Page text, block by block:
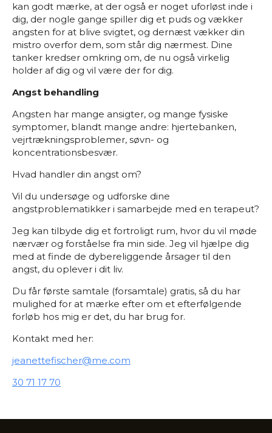
kan godt mærke, at der også er noget uforløst inde i
dig, der nogle gange spiller dig et puds og vækker
angsten for at blive svigtet, og dernæst vækker din
mistro overfor dem, som står dig nærmest. Dine
tanker kredser omkring om, de nu også virkelig
holder af dig og vil være der for dig.
Angst behandling
Angsten har mange ansigter, og mange fysiske
symptomer, blandt mange andre: hjertebanken,
vejrtrækningsproblemer, søvn- og
koncentrationsbesvær.
Hvad handler din angst om?
Vil du undersøge og udforske dine
angstproblematikker i samarbejde med en terapeut?
Jeg kan tilbyde dig et fortroligt rum, hvor du vil møde
nærvær og forståelse fra min side. Jeg vil hjælpe dig
med at finde de dybereliggende årsager til den
angst, du oplever i dit liv.
Du får første samtale (forsamtale) gratis, så du har
mulighed for at mærke efter om et efterfølgende
forløb hos mig er det, du har brug for.
Kontakt med her:
jeanettefischer@me.com
30 71 17 70